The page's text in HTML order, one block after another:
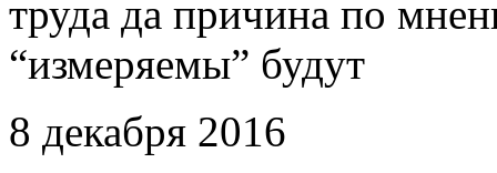
труда да причина по
“измеряемы” будут
8 декабря 2016